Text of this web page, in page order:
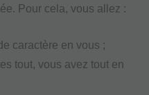
Pour cela, vous allez :
caractère en vous ;
tout, vous avez tout en